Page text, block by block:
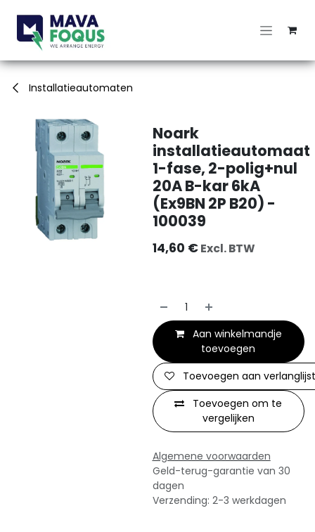
Installatieautomaten
Noark
installatieautomaat
1-fase, 2-polig+nul
20A B-kar 6kA
(Ex9BN 2P B20) -
100039
14,60 €Excl. BTW
Aan winkelmandje
toevoegen
Toevoegen om te
vergelijken
Toevoegen aan verlanglijst
Algemene voorwaarden
Geld-terug-garantie van 30
dagen
Verzending: 2-3 werkdagen